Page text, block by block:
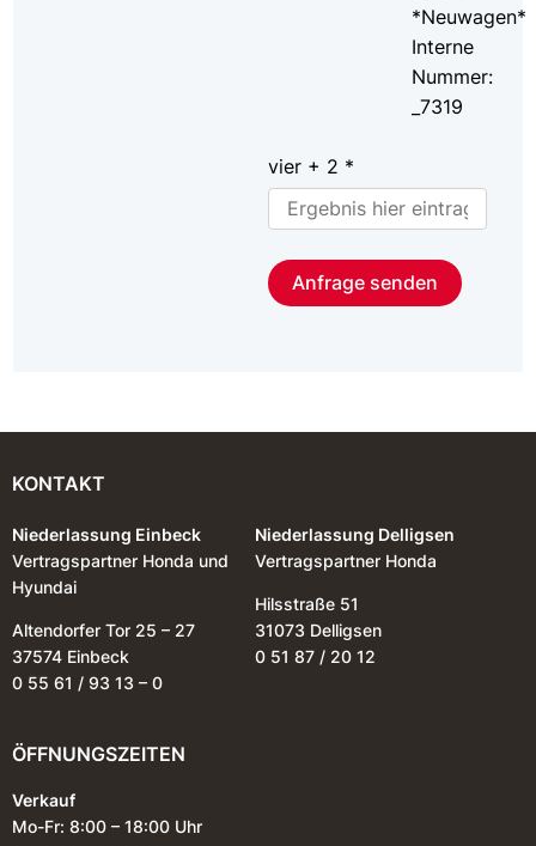
*Neuwagen*
Interne
Nummer:
_7319
vier + 2 *
Anfrage senden
KONTAKT
Niederlassung Einbeck
Vertragspartner Honda und
Hyundai
Altendorfer Tor 25 – 27
37574 Einbeck
0 55 61 / 93 13 – 0
Niederlassung Delligsen
Vertragspartner Honda
Hilsstraße 51
31073 Delligsen
0 51 87 / 20 12
ÖFFNUNGSZEITEN
Verkauf
Mo-Fr: 8:00 – 18:00 Uhr